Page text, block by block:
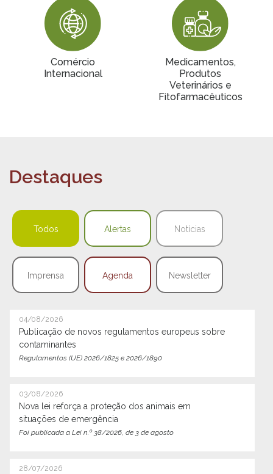
Comércio
Internacional
Medicamentos,
Produtos
Veterinários e
Fitofarmacêuticos
Destaques
Todos Alertas Notícias
Imprensa Agenda Newsletter
04/08/2026
Publicação de novos regulamentos europeus sobre
contaminantes
Regulamentos (UE) 2026/1825 e 2026/1890
03/08/2026
Nova lei reforça a proteção dos animais em
situações de emergência
Foi publicada a Lei n.º 38/2026, de 3 de agosto
28/07/2026